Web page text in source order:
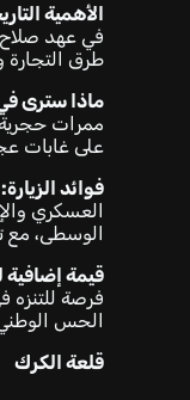
الأهمية
طرق التجارة
ماذا سترى
ممرات حجرية،
على غابات
فوائد الزيارة:
العسكري
الوسطى، مع
قيمة إضافية
فرصة للتنزه
الحس الوطني
قلعة الكرك